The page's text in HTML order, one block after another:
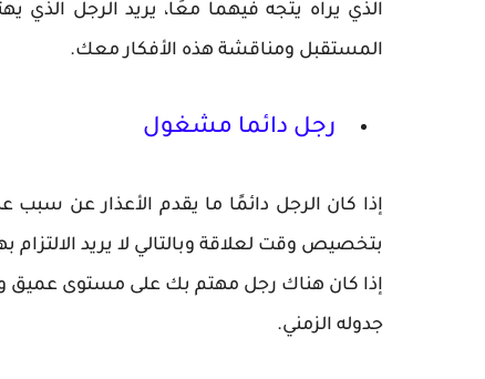
الذي يراه يتجه فيهما معًا، يريد الرجل الذي
المستقبل ومناقشة هذه الأفكار معك.
رجل دائما مشغول
إذا كان الرجل دائمًا ما يقدم الأعذار عن
بتخصيص وقت لعلاقة وبالتالي لا يريد الالتزام
إذا كان هناك رجل مهتم بك على مستوى
جدوله الزمني.